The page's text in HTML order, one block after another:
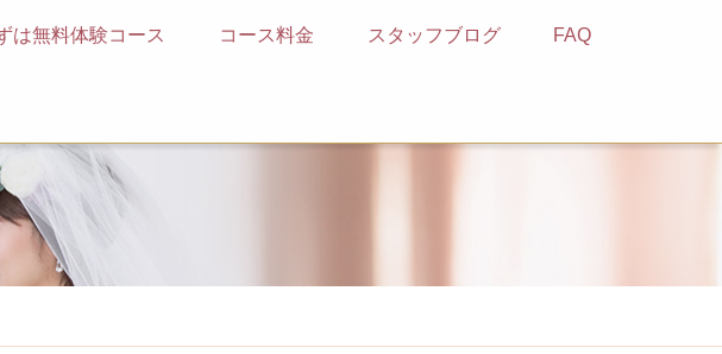
は無料体験コース コース料金 スタッフブログ FAQ